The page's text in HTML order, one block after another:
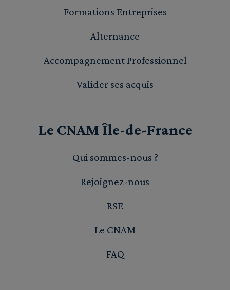
Formations Entreprises
Alternance
Accompagnement Professionnel
Valider ses acquis
Le CNAM Île-de-France
Qui sommes-nous ?
Rejoignez-nous
RSE
Le CNAM
FAQ